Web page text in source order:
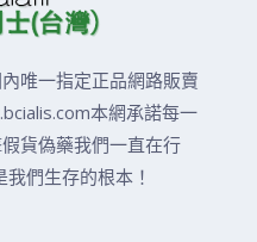
唯一指定正品網路販賣
本網承諾每一
貨偽藥我們一直在行
們生存的根本！